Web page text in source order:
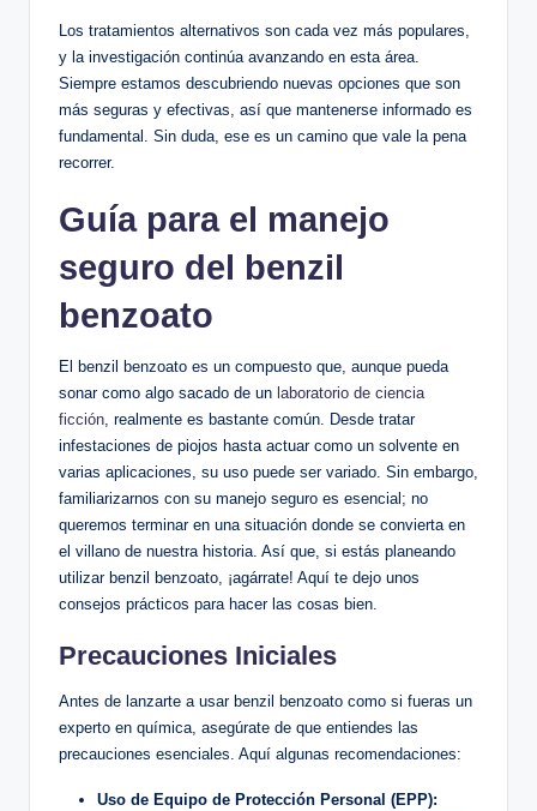
Los tratamientos alternativos son cada vez más populares,
y‌ la investigación continúa avanzando en ‌esta área.
Siempre estamos descubriendo nuevas ‌opciones que​ son
más seguras ​y efectivas, así que mantenerse informado es
fundamental. Sin duda, ese es un camino que vale la pena
recorrer.
Guía para el manejo​
seguro del‍ benzil
benzoato
El benzil benzoato es un compuesto que, aunque pueda
sonar como algo sacado de un laboratorio de ciencia
ficción ,​ realmente es bastante común. Desde tratar
infestaciones de piojos hasta actuar como un solvente en
varias aplicaciones, su uso puede ser variado. Sin embargo,
familiarizarnos con⁣ su manejo seguro es esencial; no
queremos terminar en ⁢una situación⁣ donde ‍se convierta en
el villano de ⁢nuestra historia. Así que, si estás planeando
utilizar benzil benzoato, ¡agárrate! Aquí te dejo ‌unos⁣
consejos prácticos para ‌hacer las cosas ‌bien.
Precauciones Iniciales
Antes de lanzarte a usar benzil benzoato como si fueras un
experto⁢ en​ química, asegúrate de que entiendes las
precauciones esenciales. Aquí algunas‌ recomendaciones:
Uso de⁣ Equipo de Protección ⁤Personal (EPP):